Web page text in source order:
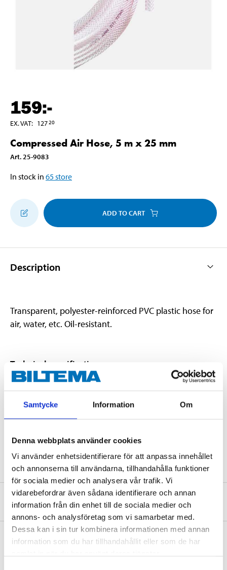
Samtycke Information Om
Denna webbplats använder cookies
Vi använder enhetsidentifierare för att anpassa innehållet
och annonserna till användarna, tillhandahålla funktioner
för sociala medier och analysera vår trafik. Vi
vidarebefordrar även sådana identifierare och annan
information från din enhet till de sociala medier och
annons- och analysföretag som vi samarbetar med.
Dessa kan i sin tur kombinera informationen med annan
information som du har tillhandahållit eller som de har
159:-
EX. VAT: 12720
Compressed Air Hose, 5 m x 25 mm
Art. 25-9083
In stock in 65store
ADD TO CART
Description
Transparent, polyester-reinforced PVC plastic hose for
air, water, etc. Oil-resistant.
Technical specifications
Length
5 m
Internal diameter
25 mm
Operating pressure
7 bar (max)
About the manufacturer